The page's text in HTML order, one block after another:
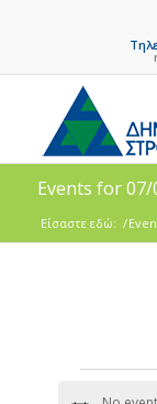
Events for 07/
Είσαστε εδώ: /